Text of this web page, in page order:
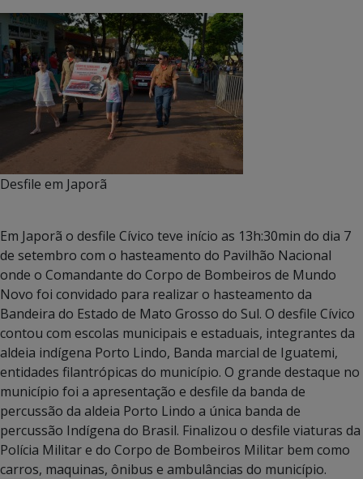
Desfile em Japorã
Em Japorã o desfile Cívico teve início as 13h:30min do dia 7
de setembro com o hasteamento do Pavilhão Nacional
onde o Comandante do Corpo de Bombeiros de Mundo
Novo foi convidado para realizar o hasteamento da
Bandeira do Estado de Mato Grosso do Sul. O desfile Cívico
contou com escolas municipais e estaduais, integrantes da
aldeia indígena Porto Lindo, Banda marcial de Iguatemi,
entidades filantrópicas do município. O grande destaque no
município foi a apresentação e desfile da banda de
percussão da aldeia Porto Lindo a única banda de
percussão Indígena do Brasil. Finalizou o desfile viaturas da
Polícia Militar e do Corpo de Bombeiros Militar bem como
carros, maquinas, ônibus e ambulâncias do município.